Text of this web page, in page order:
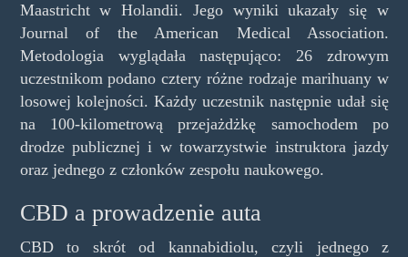
Maastricht w Holandii. Jego wyniki ukazały się w
Journal of the American Medical Association.
Metodologia wyglądała następująco: 26 zdrowym
uczestnikom podano cztery różne rodzaje marihuany w
losowej kolejności. Każdy uczestnik następnie udał się
na 100-kilometrową przejażdżkę samochodem po
drodze publicznej i w towarzystwie instruktora jazdy
oraz jednego z członków zespołu naukowego.
CBD a prowadzenie auta
CBD to skrót od kannabidiolu, czyli jednego z